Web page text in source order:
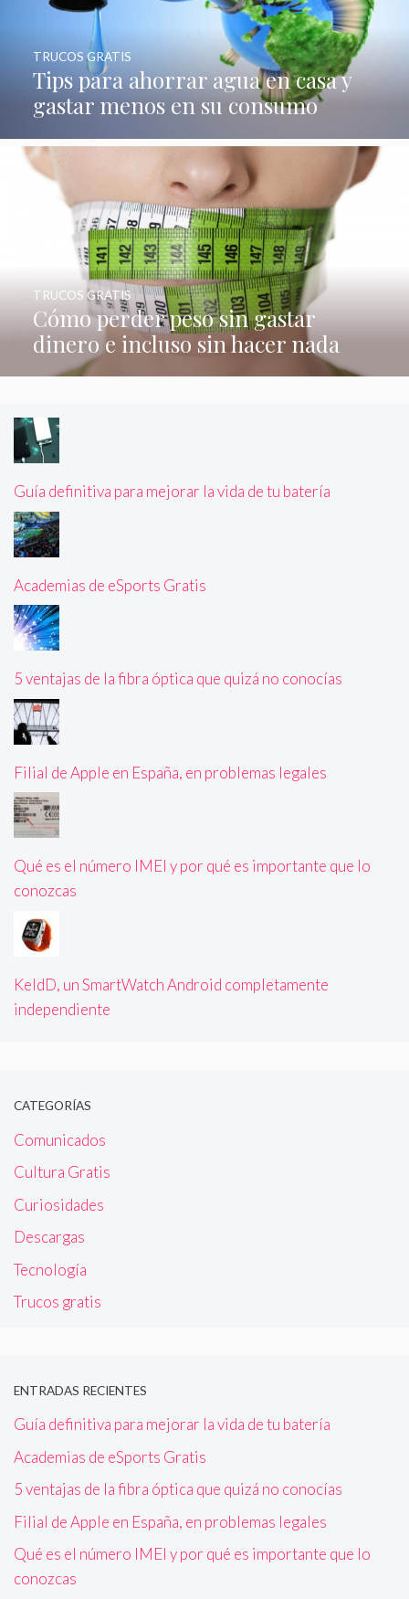
Tips para ahorrar agua en casa y
gastar menos en su consumo
TRUCOS GRATIS
Cómo perder peso sin gastar
dinero e incluso sin hacer nada
TRUCOS GRATIS
Guía definitiva para mejorar la vida de tu batería
Academias de eSports Gratis
5 ventajas de la fibra óptica que quizá no conocías
Filial de Apple en España, en problemas legales
Qué es el número IMEI y por qué es importante que lo
conozcas
KeldD, un SmartWatch Android completamente
independiente
CATEGORÍAS
Comunicados
Cultura Gratis
Curiosidades
Descargas
Tecnología
Trucos gratis
ENTRADAS RECIENTES
Guía definitiva para mejorar la vida de tu batería
Academias de eSports Gratis
5 ventajas de la fibra óptica que quizá no conocías
Filial de Apple en España, en problemas legales
Qué es el número IMEI y por qué es importante que lo
conozcas